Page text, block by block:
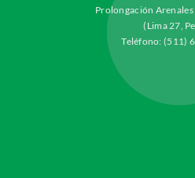
Prolongación
(Lima 27,
Teléfono: (511)